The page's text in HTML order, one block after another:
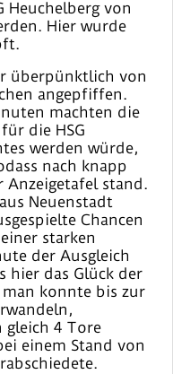
Heuchelberg von
Hier wurde
überpünktlich von
angepfiffen.
machten die
die HSG
werden würde,
nach knapp
Anzeigetafel stand.
Neuenstadt
Chancen
starken
der Ausgleich
hier das Glück der
konnte bis zur
gleich 4 Tore
einem Stand von